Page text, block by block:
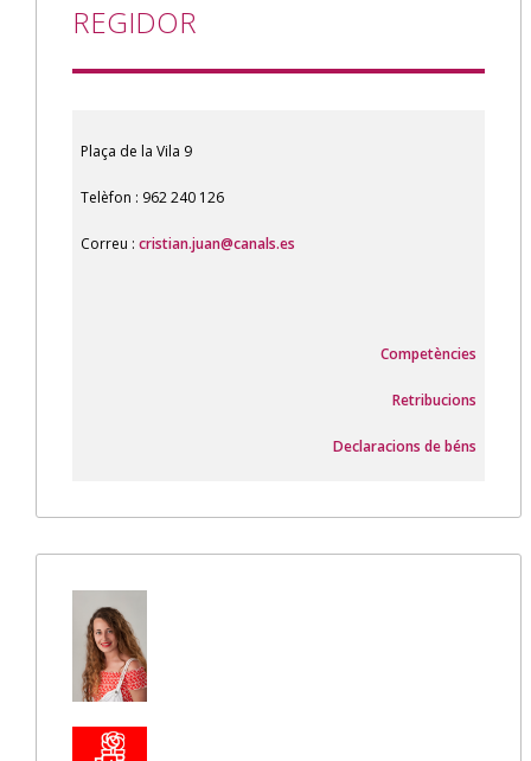
REGIDOR
Plaça de la Vila 9
Telèfon : 962 240 126
Correu : cristian.juan@canals.es
Competències
Retribucions
Declaracions de béns